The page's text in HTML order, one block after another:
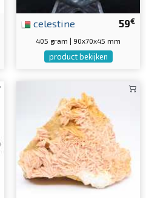
59€
celestine
405 gram | 90x70x45 mm
product bekijken